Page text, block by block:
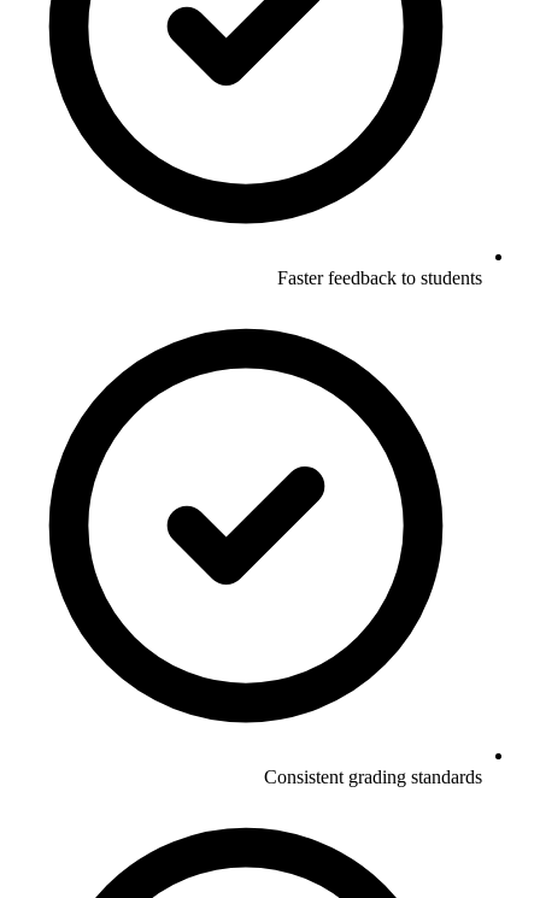
Faster feedback to students
Consistent grading standards